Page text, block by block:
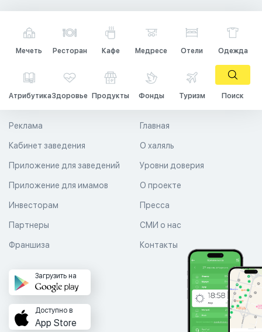
Мечеть Ресторан Кафе Медресе Отели Одежда
АтрибутикаЗдоровье Продукты Фонды Туризм Поиск
Главная
О халяль
Уровни доверия
Реклама
Кабинет заведения
Приложение для заведений
Приложение для имамов О проекте
Пресса
СМИ о нас
Контакты
Инвесторам
Партнеры
Франшиза
Загрузить на
Доступно в
App Store